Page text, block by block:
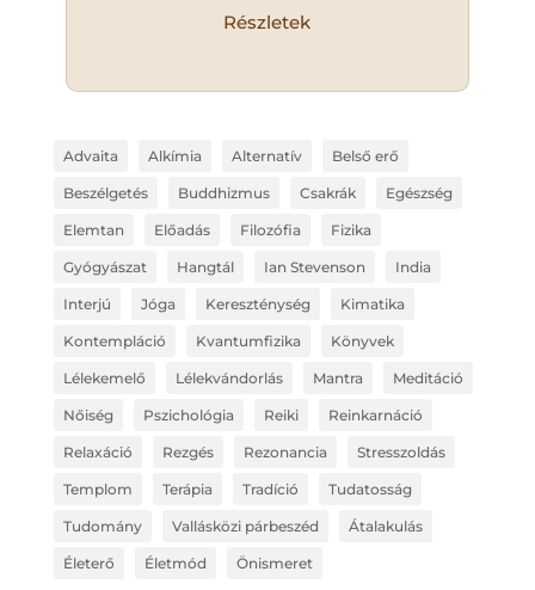
Részletek
Advaita Alkímia Alternatív Belső erő
Beszélgetés Buddhizmus Csakrák Egészség
Elemtan Előadás Filozófia Fizika
Gyógyászat Hangtál Ian Stevenson India
Interjú Jóga Kereszténység Kimatika
Kontempláció Kvantumfizika Könyvek
Lélekemelő Lélekvándorlás Mantra Meditáció
Nőiség Pszichológia Reiki Reinkarnáció
Relaxáció Rezgés Rezonancia Stresszoldás
Templom Terápia Tradíció Tudatosság
Tudomány Vallásközi párbeszéd Átalakulás
Életerő Életmód Önismeret